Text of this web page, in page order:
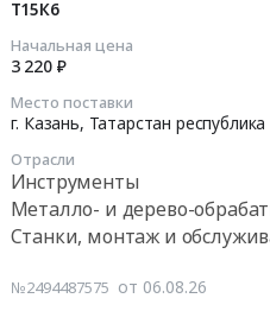
Т15К6
Начальная цена
3 220 ₽
Место поставки
г. Казань, Татарстан республика
Отрасли
Инструменты
Металло- и дерево-
Станки, монтаж и
№2494487575 от 06.08.26